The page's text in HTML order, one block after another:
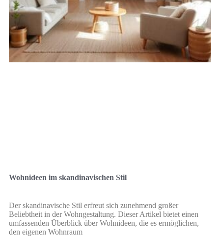
Wohnideen im skandinavischen Stil
Der skandinavische Stil erfreut sich zunehmend großer
Beliebtheit in der Wohngestaltung. Dieser Artikel bietet einen
umfassenden Überblick über Wohnideen, die es ermöglichen,
den eigenen Wohnraum